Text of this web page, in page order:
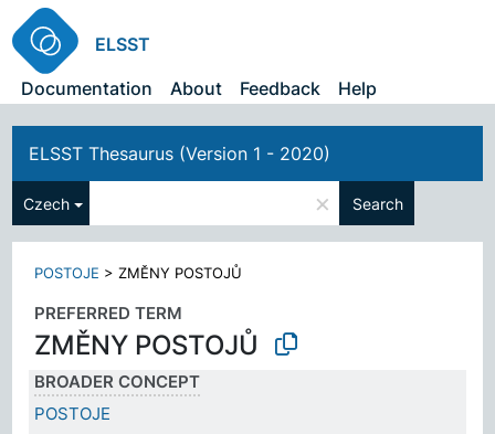
ELSST
Documentation
About Feedback Help
ELSST Thesaurus (Version 1 - 2020)
Czech × Search
POSTOJE >ZMĚNY POSTOJŮ
PREFERRED TERM
ZMĚNY POSTOJŮ
BROADER CONCEPT
POSTOJE